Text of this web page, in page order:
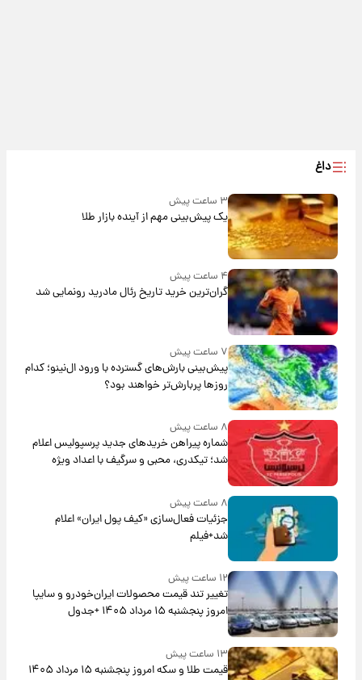
داغ
۳ ساعت پیش
یک پیش‌بینی مهم از آینده بازار طلا
۴ ساعت پیش
گران‌ترین خرید تاریخ رئال مادرید رونمایی شد
۷ ساعت پیش
پیش‌بینی بارش‌های گسترده با ورود ال‌نینو؛ کدام
روزها پربارش‌تر خواهند بود؟
۸ ساعت پیش
شماره پیراهن خریدهای جدید پرسپولیس اعلام
شد؛ تیکدری، محبی و سرگیف با اعداد ویژه
۸ ساعت پیش
جزئیات فعال‌سازی «کیف پول ایران» اعلام
شد+فیلم
۱۲ ساعت پیش
تغییر تند قیمت محصولات ایران‌خودرو و سایپا
امروز پنجشنبه ۱۵ مرداد ۱۴۰۵ +جدول
۱۳ ساعت پیش
قیمت طلا و سکه امروز پنجشنبه ۱۵ مرداد ۱۴۰۵